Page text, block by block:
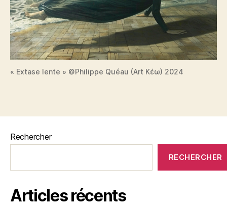
« Extase lente » ©Philippe Quéau (Art Κέω) 2024
Rechercher
RECHERCHER
Articles récents